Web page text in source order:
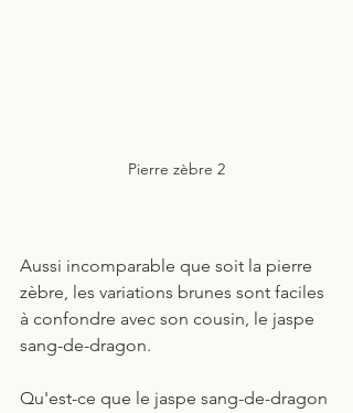
Pierre zèbre 2
Aussi incomparable que soit la pierre
zèbre, les variations brunes sont faciles
à confondre avec son cousin, le jaspe
sang-de-dragon.
Qu'est-ce que le jaspe sang-de-dragon